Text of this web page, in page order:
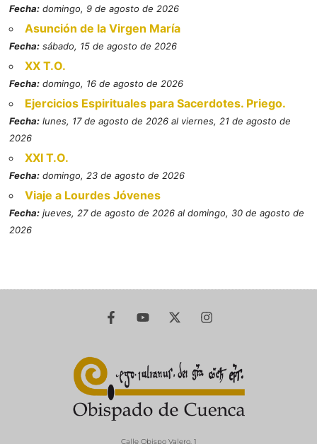
Fecha: domingo, 9 de agosto de 2026
Asunción de la Virgen María
Fecha: sábado, 15 de agosto de 2026
XX T.O.
Fecha: domingo, 16 de agosto de 2026
Ejercicios Espirituales para Sacerdotes. Priego.
Fecha: lunes, 17 de agosto de 2026 al viernes, 21 de agosto de
2026
XXI T.O.
Fecha: domingo, 23 de agosto de 2026
Viaje a Lourdes Jóvenes
Fecha: jueves, 27 de agosto de 2026 al domingo, 30 de agosto de
2026
Calle Obispo Valero, 1